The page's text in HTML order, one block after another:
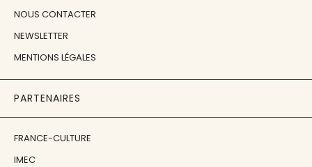
NOUS CONTACTER
NEWSLETTER
MENTIONS LÉGALES
PARTENAIRES
FRANCE-CULTURE
IMEC